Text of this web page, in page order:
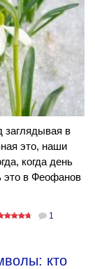
заглядывая в
это, наши
когда день
это в Феофанов
1
кто